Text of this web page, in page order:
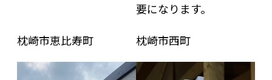
要になります。
枕崎市恵比寿町
枕崎市西町